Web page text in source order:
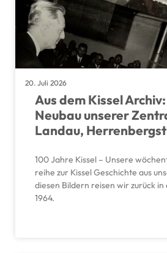
Aus dem Kissel Archiv:
Neubau unserer
Landau,
100 Jahre Kissel – Unsere
reihe zur Kissel Geschichte aus
diesen Bildern reisen wir zurück in
1964.
20. Juli 2026